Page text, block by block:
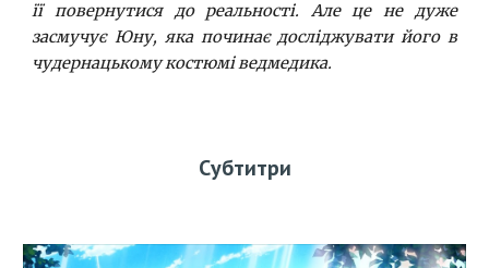
її повернутися до реальності. Але це не дуже
засмучує Юну, яка починає досліджувати його в
чудернацькому костюмі ведмедика.
Субтитри